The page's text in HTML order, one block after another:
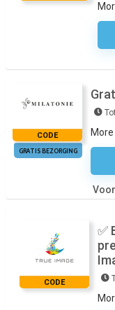
CODE
GRATIS BEZORGING
More
CODE
✅